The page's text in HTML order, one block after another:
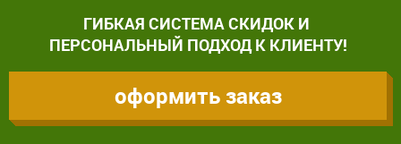
ГИБКАЯ СИСТЕМА СКИДОК И
ПЕРСОНАЛЬНЫЙ ПОДХОД К КЛИЕНТУ!
оформить заказ